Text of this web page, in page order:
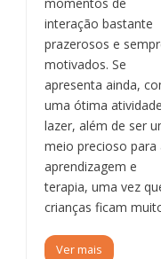
interação bastante
prazerosos e
motivados. Se
apresenta ainda,
uma ótima
lazer, além de ser
meio precioso para
aprendizagem e
terapia, uma vez
crianças ficam
Ver mais